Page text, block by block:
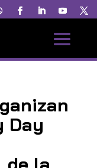
Day